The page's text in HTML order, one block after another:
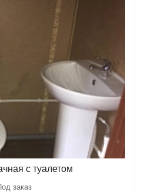
с туалетом
заказ